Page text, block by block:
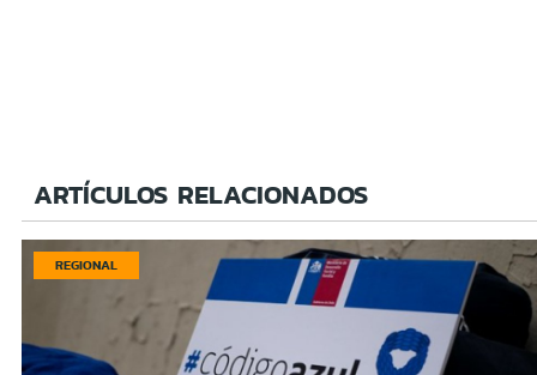
ARTÍCULOS RELACIONADOS
REGIONAL